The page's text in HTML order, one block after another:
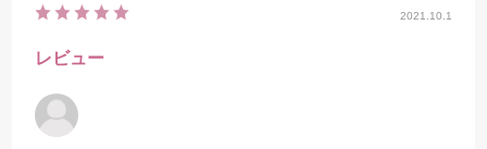
2021.10.1
レビュー